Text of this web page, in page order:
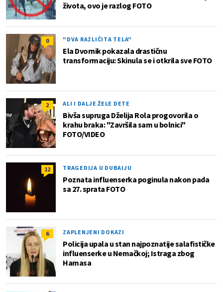
života, ovo je razlog FOTO
0 "DVA RAZLIČITA TELA"
Ela Dvornik pokazala drastičnu
transformaciju: Skinula se i otkrila sve FOTO
2 ALI I DALJE ŽELE DETE
Bivša supruga Dželija Rola progovorila o
krahu braka: "Završila sam u bolnici"
FOTO/VIDEO
12 TRAGEDIJA U DUBAIJU
Poznata influenserka poginula nakon pada
sa 27. sprata FOTO
6 ZAPLENJENI DOKAZI
Policija upala u stan najpoznatije salafističke
influenserke u Nemačkoj; Istraga zbog
Hamasa